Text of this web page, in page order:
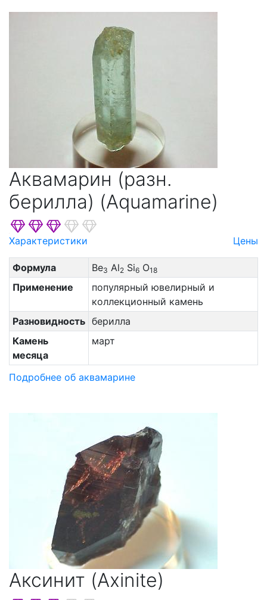
Аквамарин (разн.
берилла) (Aquamarine)
Характеристики Цены
Формула Be3 Al2Si6O18
Применение
популярный ювелирный и
коллекционный камень
Разновидность берилла
Камень
месяца
март
Подробнее об аквамарине
Аксинит (Axinite)